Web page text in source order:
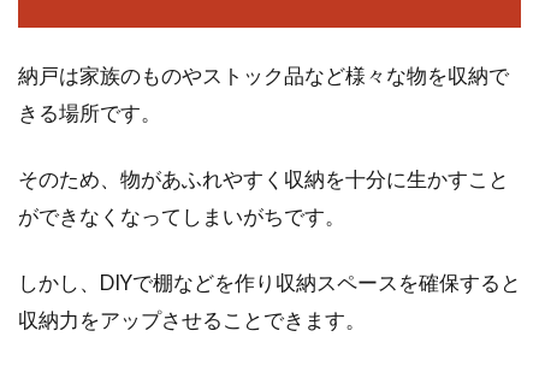
納戸は家族のものやストック品など様々な物を収納で
きる場所です。
そのため、物があふれやすく収納を十分に生かすこと
ができなくなってしまいがちです。
しかし、DIYで棚などを作り収納スペースを確保すると
収納力をアップさせることできます。